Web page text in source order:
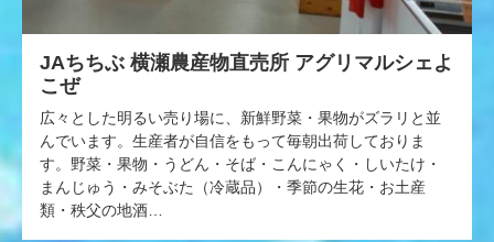
JAちちぶ 横瀬農産物直売所 アグリマルシェよ
こぜ
広々とした明るい売り場に、新鮮野菜・果物がズラリと並
んでいます。生産者が自信をもって毎朝出荷しておりま
す。野菜・果物・うどん・そば・こんにゃく・しいたけ・
まんじゅう・みそぶた（冷蔵品）・季節の生花・お土産
類・秩父の地酒…